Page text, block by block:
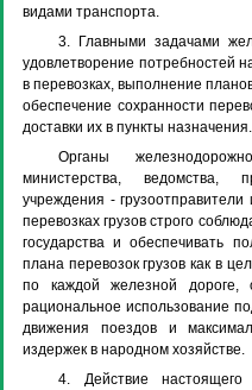
видами транспорта.
3. Главными задачами
удовлетворение потребностей
в перевозках, выполнение
обеспечение сохранности
доставки их в пункты назначения.
Органы
министерства, ведомства,
учреждения -
перевозках грузов строго
государства и обеспечивать
плана перевозок грузов как в
по каждой железной дороге,
рациональное использование
движения поездов и
издержек в народном хозяйстве.
4. Действие настоящего